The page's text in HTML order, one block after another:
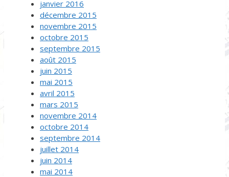
janvier 2016
décembre 2015
novembre 2015
octobre 2015
septembre 2015
août 2015
juin 2015
mai 2015
avril 2015
mars 2015
novembre 2014
octobre 2014
septembre 2014
juillet 2014
juin 2014
mai 2014